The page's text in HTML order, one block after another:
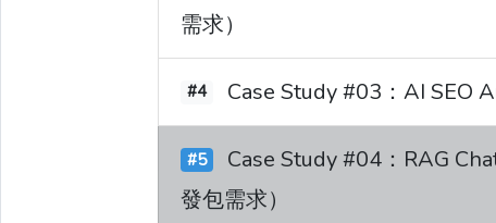
需求）
#4 Case Study #03：AI SEO
#5
Case Study #04：RAG
發包需求）